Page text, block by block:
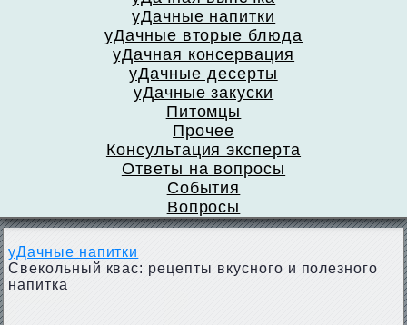
уДачные напитки
уДачные вторые блюда
уДачная консервация
уДачные десерты
уДачные закуски
Питомцы
Прочее
Консультация эксперта
Ответы на вопросы
События
Вопросы
уДачные напитки
Свекольный квас: рецепты вкусного и полезного
напитка